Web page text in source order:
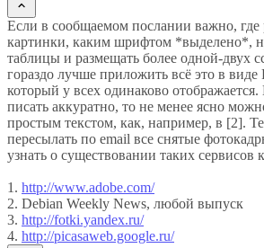
Если в сообщаемом послании важно, где
картинки, каким шрифтом *выделено*,
таблицы и размещать более одной-двух
гораздо лучше приложить всё это в
который у всех одинаково
писать аккуратно, то не менее ясно
простым текстом, как, например, в [2].
пересылать по email все снятые
узнать о существовании таких сервисов
1. http://www.adobe.com/
2. Debian Weekly News, любой выпуск
3. http://fotki.yandex.ru/
4. http://picasaweb.google.ru/